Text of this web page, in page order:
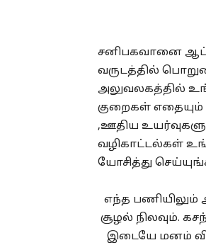
சனிபகவானை
வருடத்தில்
அலுவலகத்தில்
குறைகள் எதையும்
,ஊதிய
வழிகாட்டல்கள்
யோசித்து
எந்த பணியிலும்
சூழல் நிலவும்.
இடையே மனம்